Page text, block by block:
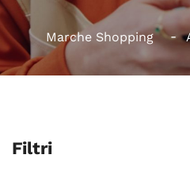
Marche Shopping
Filtri